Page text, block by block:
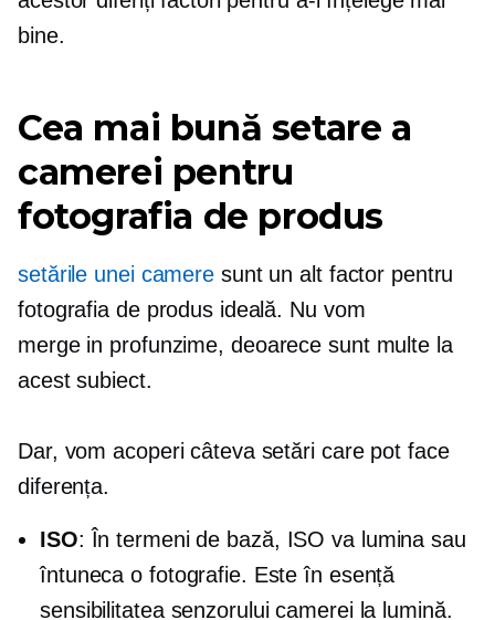
bine.
Cea mai bună setare a
camerei pentru
fotografia de produs
setările unei camere sunt un alt factor pentru
fotografia de produs ideală. Nu vom
merge in profunzime, deoarece sunt multe la
acest subiect.
Dar, vom acoperi câteva setări care pot face
diferența.
ISO: În termeni de bază, ISO va lumina sau
întuneca o fotografie. Este în esență
sensibilitatea senzorului camerei la lumină.